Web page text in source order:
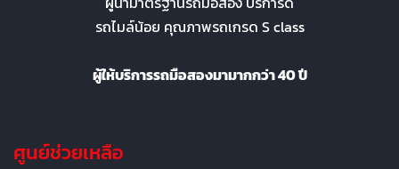
รถไมล์น้อย คุณภาพรถเกรด S class
ผู้ให้บริการรถมือสองมามากกว่า 40 ปี
ศูนย์ช่วยเหลือ